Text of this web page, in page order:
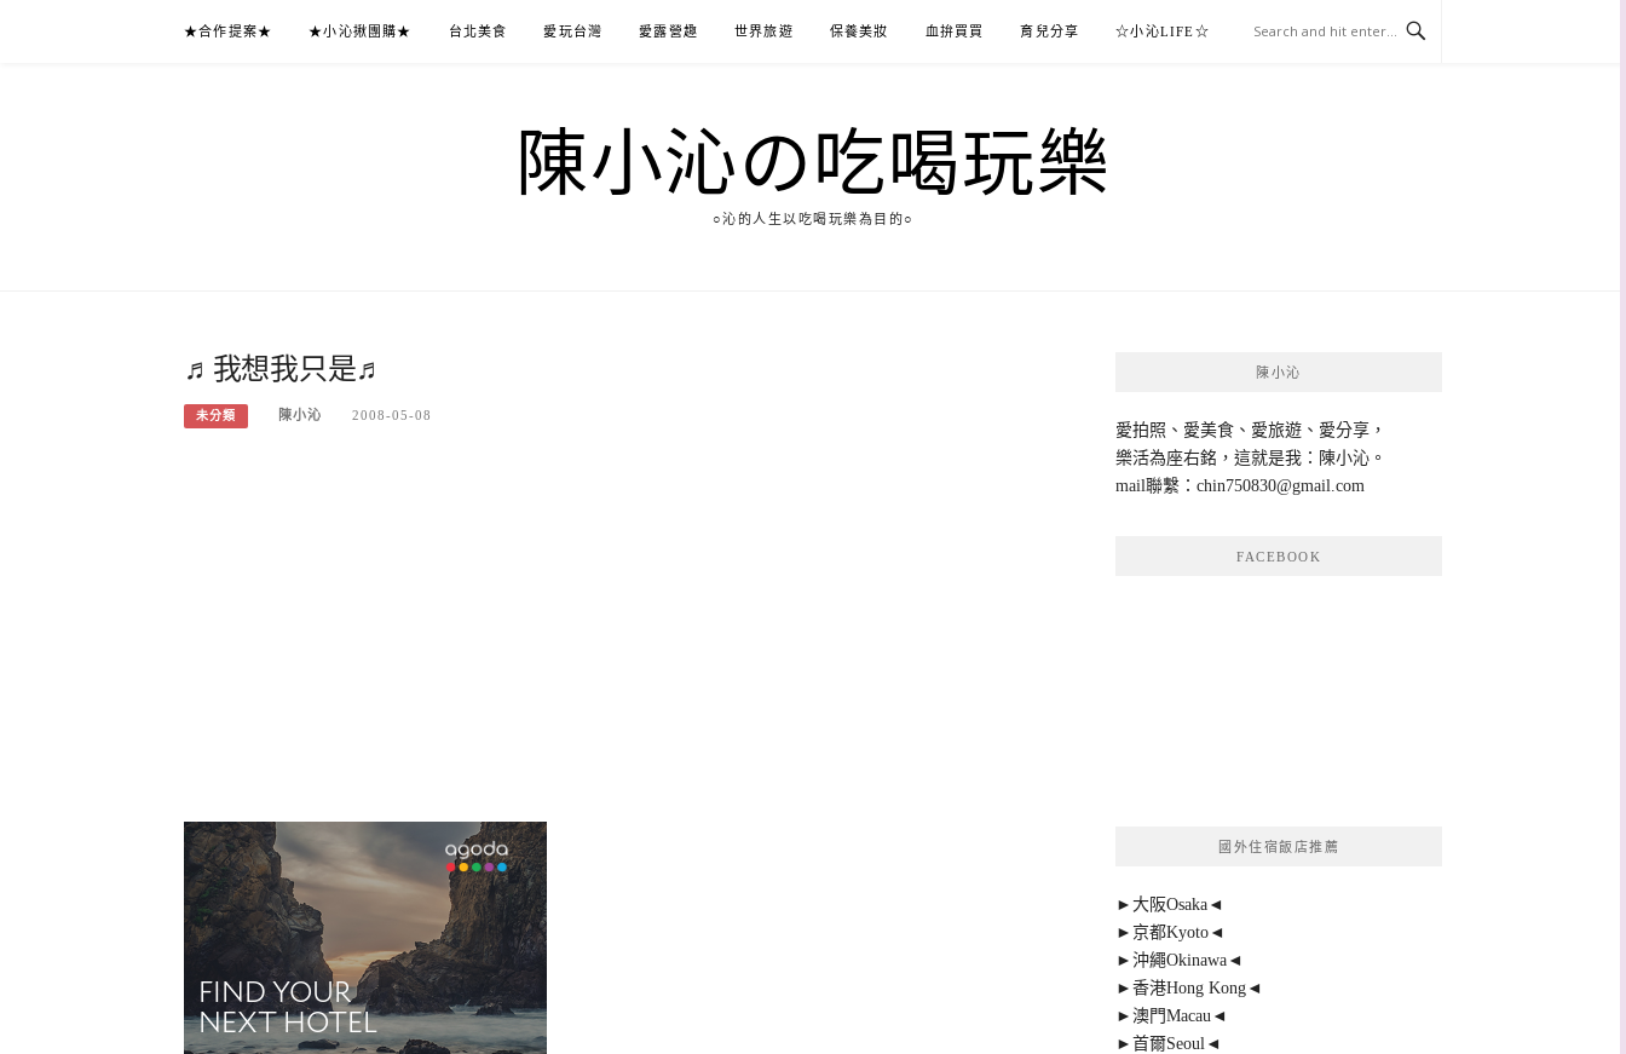
★合作提案★ ★小沁揪團購★ 台北美食 愛玩台灣 愛露營趣 世界旅遊 保養美妝 血拚買買 育兒分享 ☆小沁LIFE☆
陳小沁の吃喝玩樂
○沁的人生以吃喝玩樂為目的○
♬我想我只是♬
未分類 陳小沁 2008-05-08
陳小沁
愛拍照、愛美食、愛旅遊、愛分享，
樂活為座右銘，這就是我：陳小沁。
mail聯繫： chin750830@gmail.com
FACEBOOK
國外住宿飯店推薦
►大阪Osaka◄
►京都Kyoto◄
►沖繩Okinawa◄
►香港Hong Kong◄
►澳門Macau◄
►首爾Seoul◄